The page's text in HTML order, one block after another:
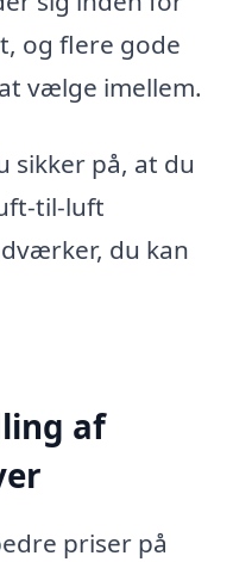
og flere gode
vælge imellem.
sikker på, at du
til-luft
du kan
af
priser på